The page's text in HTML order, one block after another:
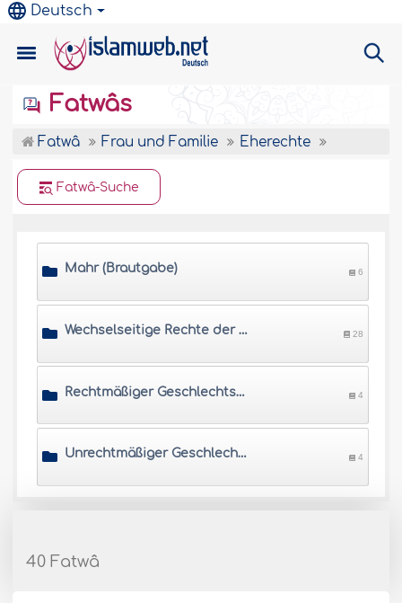
Deutsch
Fatwâs
Fatwâ Frau und Familie Eherechte
Fatwâ-Suche
Mahr (Brautgabe) 6
Wechselseitige Rechte der Ehepartner 28
Rechtmäßiger Geschlechtsverkehr 4
Unrechtmäßiger Geschlechtsverkehr 4
40 Fatwâ